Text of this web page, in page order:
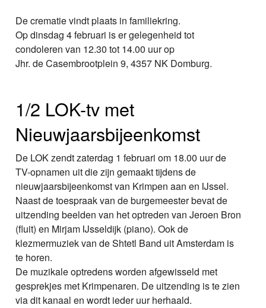
De crematie vindt plaats in familiekring.
Op dinsdag 4 februari is er gelegenheid tot
condoleren van 12.30 tot 14.00 uur op
Jhr. de Casembrootplein 9, 4357 NK Domburg.
1/2 LOK-tv met
Nieuwjaarsbijeenkomst
De LOK zendt zaterdag 1 februari om 18.00 uur de
TV-opnamen uit die zijn gemaakt tijdens de
nieuwjaarsbijeenkomst van Krimpen aan en IJssel.
Naast de toespraak van de burgemeester bevat de
uitzending beelden van het optreden van Jeroen Bron
(fluit) en Mirjam IJsseldijk (piano). Ook de
klezmermuziek van de Shtetl Band uit Amsterdam is
te horen.
De muzikale optredens worden afgewisseld met
gesprekjes met Krimpenaren. De uitzending is te zien
via dit kanaal en wordt ieder uur herhaald.